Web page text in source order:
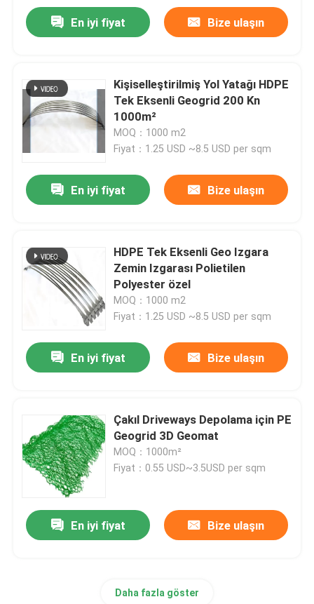
Ev
videolar
Hakkımızda
Fabrika turu
Kalite kontrol
Bir teklif isteği
Geosentetik Kumaş
Geosentetik Donatı Izgarası
En iyi fiyat Bize ulaşın
Kişiselleştirilmiş Yol Yatağı HDPE
Tek Eksenli Geogrid 200 Kn
1000m²
MOQ：1000 m2
Fiyat：1.25 USD ~8.5 USD per sqm
En iyi fiyat Bize ulaşın
HDPE Tek Eksenli Geo Izgara
Zemin Izgarası Polietilen
Polyester özel
MOQ：1000 m2
Fiyat：1.25 USD ~8.5 USD per sqm
En iyi fiyat Bize ulaşın
Çakıl Driveways Depolama için PE
Geogrid 3D Geomat
MOQ：1000m²
Fiyat：0.55 USD~3.5USD per sqm
En iyi fiyat Bize ulaşın
Daha fazla göster